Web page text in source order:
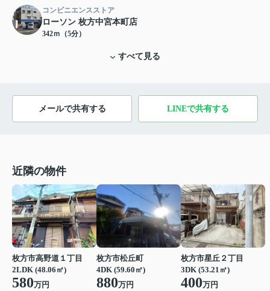
コンビニエンスストア
ローソン 枚方中宮本町店
342ｍ（5分）
すべて見る
メールで共有する LINEで共有する
近隣の物件
枚方市高野道１丁目
2LDK (48.06㎡)
580万円
枚方市松丘町
4DK (59.60㎡)
880万円
枚方市星丘２丁目
3DK (53.21㎡)
400万円